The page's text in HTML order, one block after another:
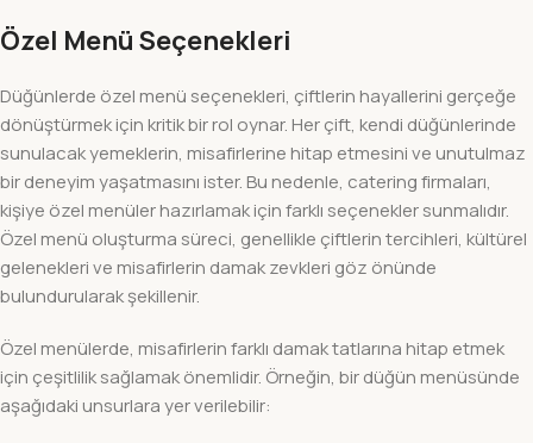
Özel Menü Seçenekleri
Düğünlerde özel menü seçenekleri, çiftlerin hayallerini gerçeğe
dönüştürmek için kritik bir rol oynar. Her çift, kendi düğünlerinde
sunulacak yemeklerin, misafirlerine hitap etmesini ve unutulmaz
bir deneyim yaşatmasını ister. Bu nedenle, catering firmaları,
kişiye özel menüler hazırlamak için farklı seçenekler sunmalıdır.
Özel menü oluşturma süreci, genellikle çiftlerin tercihleri, kültürel
gelenekleri ve misafirlerin damak zevkleri göz önünde
bulundurularak şekillenir.
Özel menülerde, misafirlerin farklı damak tatlarına hitap etmek
için çeşitlilik sağlamak önemlidir. Örneğin, bir düğün menüsünde
aşağıdaki unsurlara yer verilebilir: